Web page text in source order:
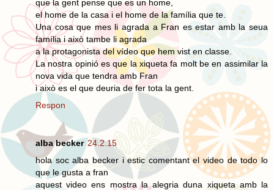
que la gent pense que es un home,
el home de la casa i el home de la família que te.
Una cosa que mes li agrada a Fran es estar amb la seua
família i això tambe li agrada
a la protagonista del vídeo que hem vist en classe.
La nostra opinió es que la xiqueta fa molt be en assimilar la
nova vida que tendra amb Fran
i això es el que deuria de fer tota la gent.
Respon
alba becker 24.2.15
hola soc alba becker i estic comentant el video de todo lo
que le gusta a fran
aquest video ens mostra la alegria duna xiqueta amb la